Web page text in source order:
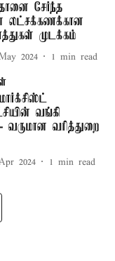
சேர்ந்த
லட்சக்கணக்கான
முடக்கம்
2024 1 min read
வங்கி
வரித்துறை
2024 1 min read